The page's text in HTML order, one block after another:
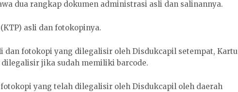
dua rangkap dokumen administrasi asli dan salinannya.
asli dan fotokopinya.
dan fotokopi yang dilegalisir oleh Disdukcapil setempat, Kartu
jika sudah memiliki barcode.
yang telah dilegalisir oleh Disdukcapil oleh daerah